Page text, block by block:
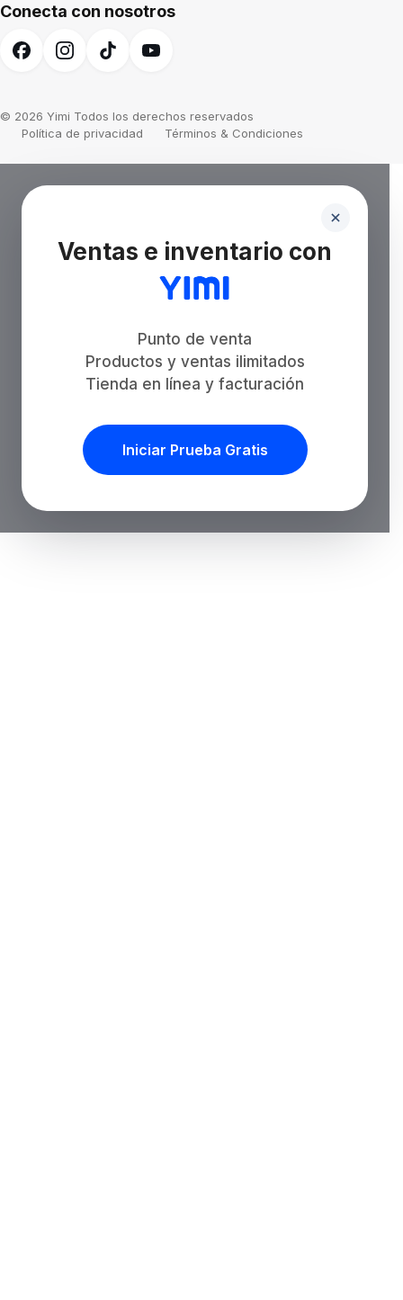
Conecta con nosotros
© 2026 Yimi Todos los derechos reservados
Política de privacidad
Términos & Condiciones
Ventas e inventario con
Punto de venta
Productos y ventas ilimitados
Tienda en línea y facturación
Iniciar Prueba Gratis